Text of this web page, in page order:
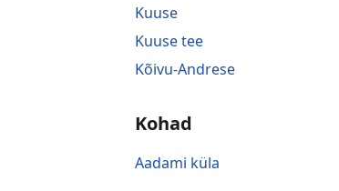
Kuuse
Kuuse tee
Kõivu-Andrese
Kohad
Aadami küla